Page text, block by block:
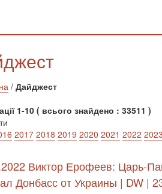
/ Дайджест
1-10 ( всього знайдено : 33511 )
2017 2018 2019 2020 2021 2022
Виктор Ерофеев: Царь-
Донбасс от Украины | DW |